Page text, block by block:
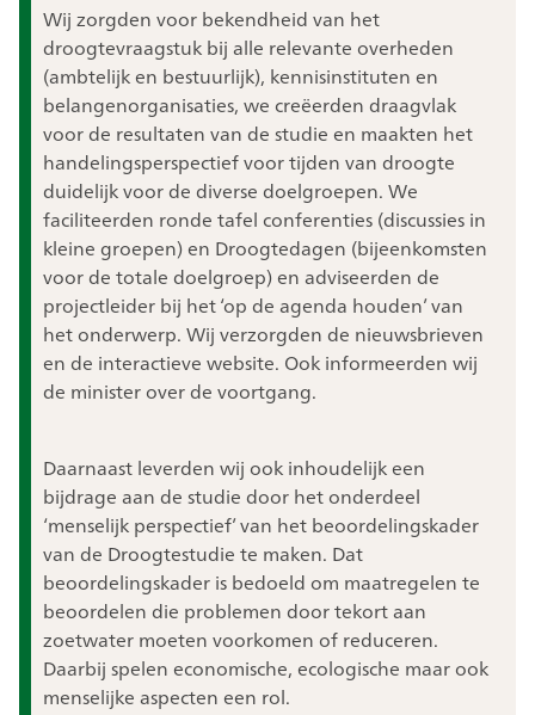
Wij zorgden voor bekendheid van het
droogtevraagstuk bij alle relevante overheden
(ambtelijk en bestuurlijk), kennisinstituten en
belangenorganisaties, we creëerden draagvlak
voor de resultaten van de studie en maakten het
handelingsperspectief voor tijden van droogte
duidelijk voor de diverse doelgroepen. We
faciliteerden ronde tafel conferenties (discussies in
kleine groepen) en Droogtedagen (bijeenkomsten
voor de totale doelgroep) en adviseerden de
projectleider bij het ‘op de agenda houden’ van
het onderwerp. Wij verzorgden de nieuwsbrieven
en de interactieve website. Ook informeerden wij
de minister over de voortgang.
Daarnaast leverden wij ook inhoudelijk een
bijdrage aan de studie door het onderdeel
‘menselijk perspectief’ van het beoordelingskader
van de Droogtestudie te maken. Dat
beoordelingskader is bedoeld om maatregelen te
beoordelen die problemen door tekort aan
zoetwater moeten voorkomen of reduceren.
Daarbij spelen economische, ecologische maar ook
menselijke aspecten een rol.